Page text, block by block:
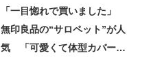
「一目惚れで買いました」
無印良品の“サロペット”が人
気 「可愛くて体型カバーし